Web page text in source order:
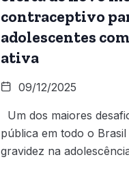
contraceptivo
adolescentes
ativa
09/12/2025
Um dos maiores
pública em todo o
gravidez na